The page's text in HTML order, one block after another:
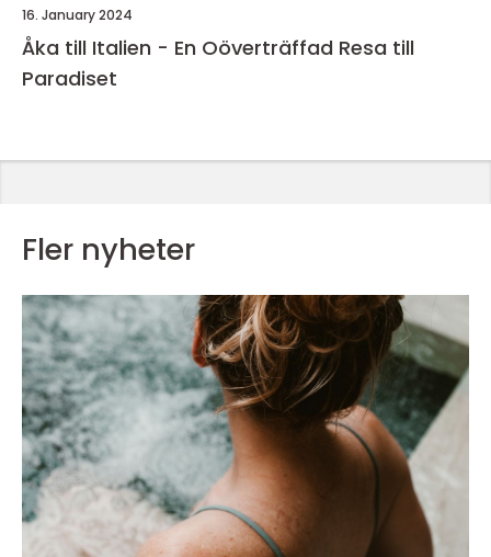
16. January 2024
Åka till Italien - En Oöverträffad Resa till
Paradiset
Fler nyheter